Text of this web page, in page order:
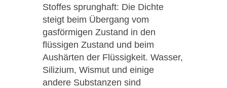
Stoffes sprunghaft: Die Dichte
steigt beim Übergang vom
gasförmigen Zustand in den
flüssigen Zustand und beim
Aushärten der Flüssigkeit. Wasser,
Silizium, Wismut und einige
andere Substanzen sind